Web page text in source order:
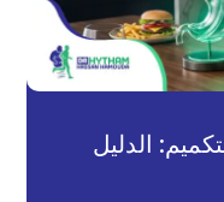
الدليل